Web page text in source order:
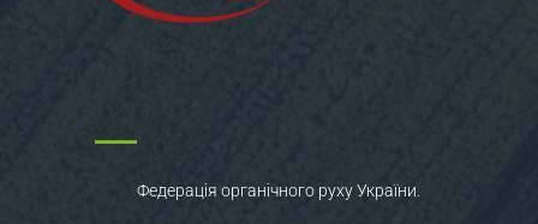
Федерація органічного руху України.